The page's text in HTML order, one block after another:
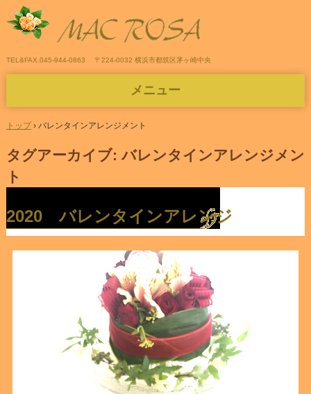
TEL&FAX.045-944-0863 〒224-0032 横浜市都筑区茅ヶ崎中央
メニュー
ン
ン
ツ
へ
ス
ッ
プ
トップ › バレンタインアレンジメント
タグアーカイブ:バレンタインアレンジメン
ト
2020 バレンタインアレンジ